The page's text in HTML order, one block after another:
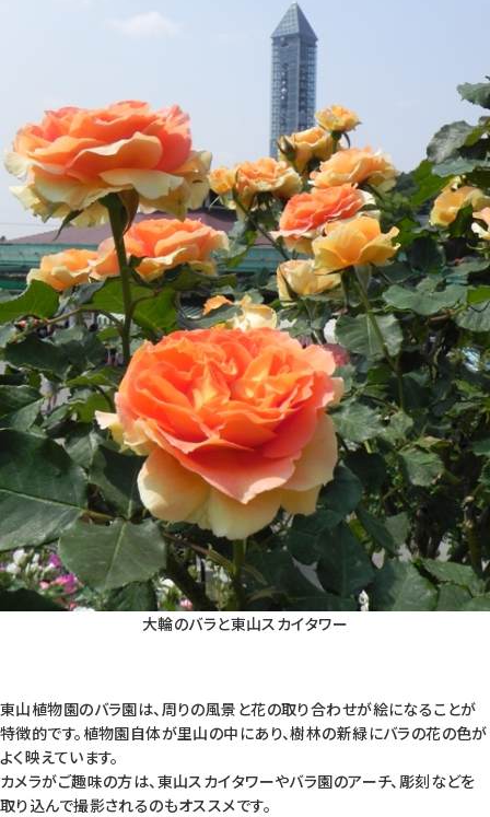
大輪のバラと東山スカイタワー
東山植物園のバラ園は、周りの風景と花の取り合わせが絵になることが
特徴的です。植物園自体が里山の中にあり、樹林の新緑にバラの花の色が
よく映えています。
カメラがご趣味の方は、東山スカイタワーやバラ園のアーチ、彫刻などを
取り込んで撮影されるのもオススメです。